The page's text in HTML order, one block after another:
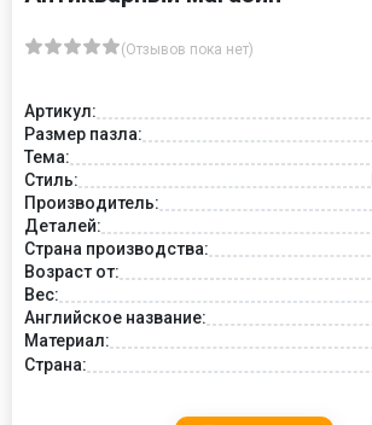
(Отзывов пока нет)
Артикул:
Размер пазла:
Тема:
Стиль:
Производитель:
Деталей:
Страна производства:
Возраст от:
Вес:
Английское название:
Материал:
Страна: